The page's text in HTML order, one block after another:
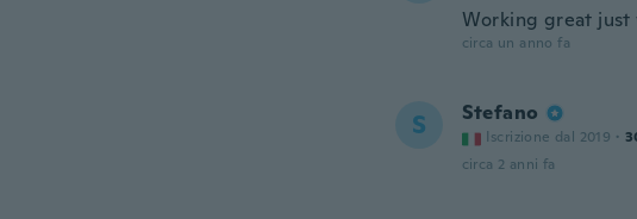
Working great
circa un anno fa
S Stefano
Iscrizione dal 2019 ·
circa 2 anni fa